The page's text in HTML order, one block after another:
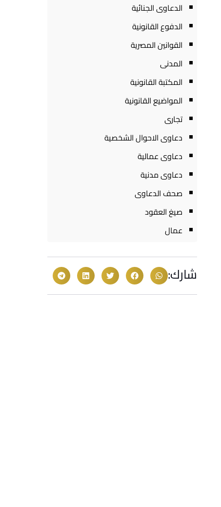
الدعاوى الجنائية
الدفوع القانونية
القوانين المصرية
المدنى
المكتبة القانونية
المواضيع القانونية
تجارى
دعاوى الاحوال الشخصية
دعاوى عمالية
دعاوى مدنية
صحف الدعاوى
صيغ العقود
عمال
شارك: